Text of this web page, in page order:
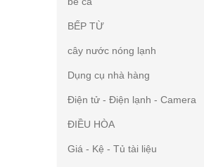
BẾP TỪ
cây nước nóng lạnh
Dụng cụ nhà hàng
Điện tử - Điện lạnh - Camera
ĐIỀU HÒA
Giá - Kệ - Tủ tài liệu